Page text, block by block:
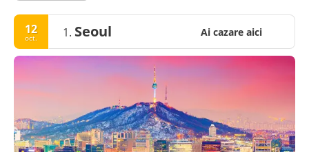
12
oct. 1. Seoul Ai cazare aici